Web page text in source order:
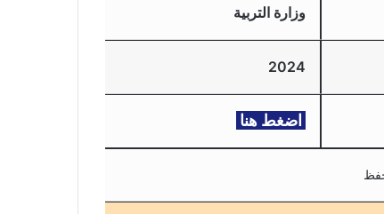
وزارة التربية
2024
اضغط هنا